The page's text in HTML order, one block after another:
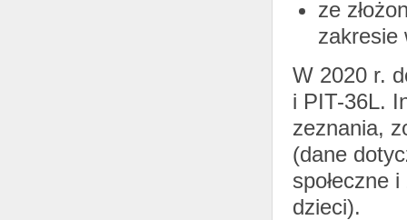
ze
zakresie
W 2020 r.
i PIT-36L.
zeznania,
(dane
społeczne
dzieci).